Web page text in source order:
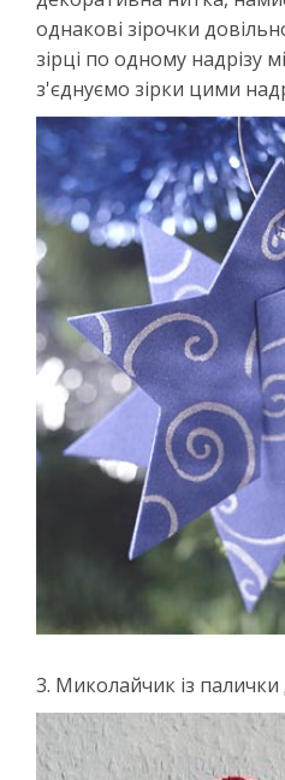
однакові зірочки
зірці по одному надрізу
з'єднуємо зірки цими
3. Миколайчик із